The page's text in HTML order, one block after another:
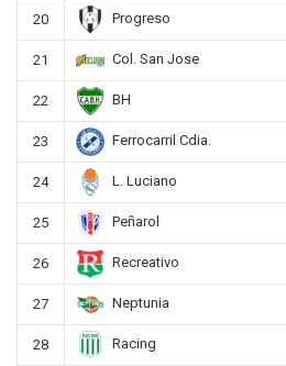
20 Progreso
21 Col. San Jose
22 BH
23 Ferrocarril Cdia.
24 L. Luciano
25 Peñarol
26 Recreativo
27 Neptunia
28 Racing